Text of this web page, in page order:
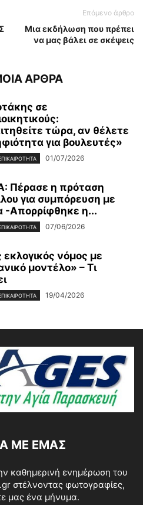
Επόμενο άρθρο
Μια εκδήλωση που πρέπει
να μας βάλει σε σκέψεις
ΑΡΘΡΑ
σε
τώρα, αν θέλετε
για βουλευτές»
01/07/2026
Πέρασε η πρόταση
για συμπόρευση με
-Απορρίφθηκε η...
07/06/2026
νόμος με
μοντέλο» – Τι
19/04/2026
ΜΕ ΕΜΆΣ
καθημερινή ενημέρωση του
στέλνοντας φωτογραφίες,
μας ένα μήνυμα.